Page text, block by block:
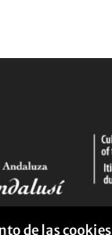
de las cookies